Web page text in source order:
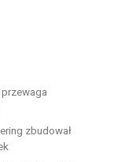
zbudował